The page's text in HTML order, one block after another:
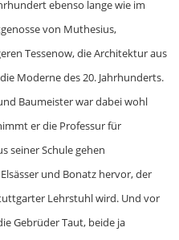
ebenso lange wie im
von Muthesius,
Tessenow, die Architektur aus
Moderne des 20. Jahrhunderts.
Baumeister war dabei wohl
er die Professur für
seiner Schule gehen
und Bonatz hervor, der
Lehrstuhl wird. Und vor
Gebrüder Taut, beide ja